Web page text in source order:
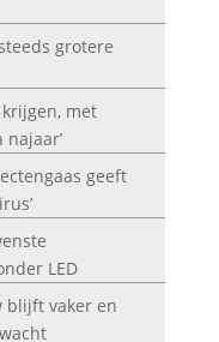
grotere
met
geeft
LED
blijft vaker en